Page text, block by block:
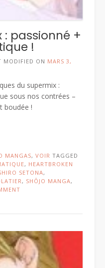
: passionné +
!
MODIFIED ON MARS 3,
du supermix :
sous nos contrées –
boudée !
MANGAS, VOIR TAGGED
, HEARTBROKEN
SETONA,
, SHÔJO MANGA,